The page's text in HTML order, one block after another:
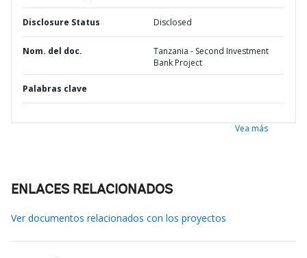
Disclosure Status Disclosed
Nom. del doc.
Tanzania - Second Investment
Bank Project
Palabras clave
Vea más
ENLACES RELACIONADOS
Ver documentos relacionados con los proyectos